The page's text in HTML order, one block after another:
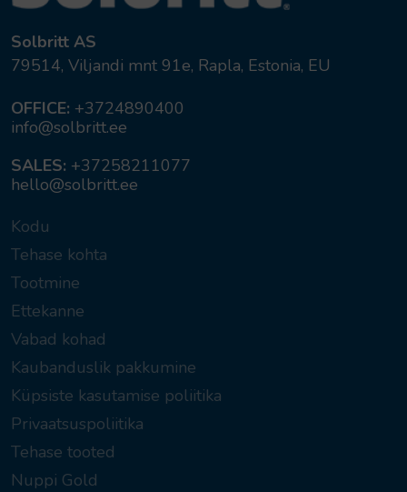
Solbritt AS
79514, Viljandi mnt 91e, Rapla, Estonia, EU
OFFICE: +3724890400
info@solbritt.ee
SALES: +37258211077
hello@solbritt.ee
Kodu
Tehase kohta
Tootmine
Ettekanne
Vabad kohad
Kaubanduslik pakkumine
Küpsiste kasutamise poliitika
Privaatsuspoliitika
Tehase tooted
Nuppi Gold